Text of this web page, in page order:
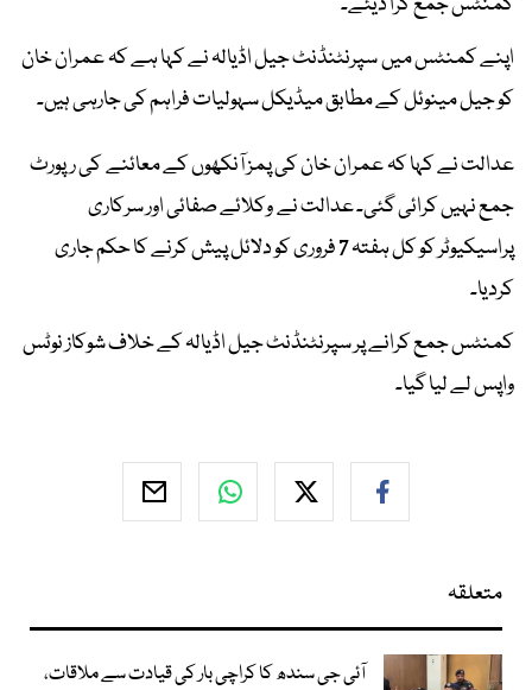
اپنے کمنٹس میں سپرنٹنڈنٹ جیل اڈیالہ نے کہا ہے کہ عمران خان
کو جیل مینوئل کے مطابق میڈیکل سہولیات فراہم کی جارہی ہیں۔
عدالت نے کہا کہ عمران خان کی پمز آنکھوں کے معائنے کی رپورٹ
جمع نہیں کرائی گئی۔ عدالت نے وکلائے صفائی اور سرکاری
پراسیکیوٹر کو کل ہفتہ 7 فروری کو دلائل پیش کرنے کا حکم جاری
کردیا۔
کمنٹس جمع کرانے پر سپرنٹنڈنٹ جیل اڈیالہ کے خلاف شوکاز نوٹس
واپس لے لیا گیا۔
متعلقہ
آئی جی سندھ کا کراچی بار کی قیادت سے ملاقات،